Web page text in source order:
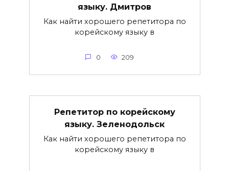
языку. Дмитров
Как найти хорошего репетитора по
корейскому языку в
0 209
Репетитор по корейскому
языку. Зеленодольск
Как найти хорошего репетитора по
корейскому языку в